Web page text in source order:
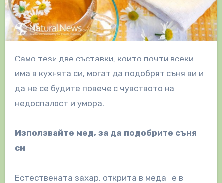
Само тези две съставки, които почти всеки
има в кухнята си, могат да подобрят съня ви и
да не се будите повече с чувството на
недоспалост и умора.
Използвайте мед, за да подобрите съня
си
Естествената захар, открита в меда, е в